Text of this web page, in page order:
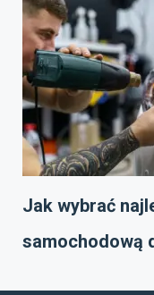
Jak wybrać
samochodową